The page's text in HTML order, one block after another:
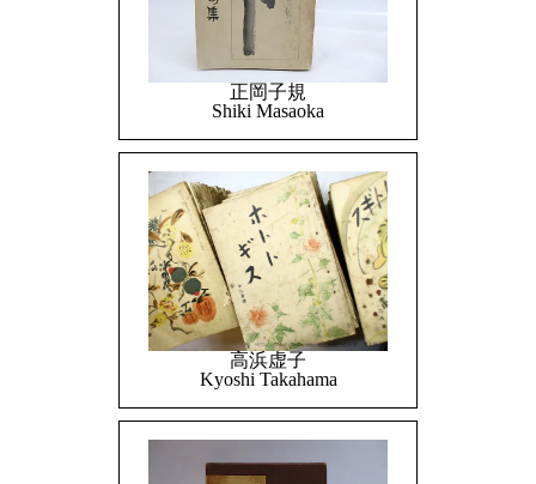
正岡子規
Shiki Masaoka
高浜虚子
Kyoshi Takahama